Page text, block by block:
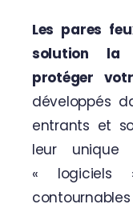
Les pares
solution la
protéger
développés
entrants et
leur unique
« logiciels